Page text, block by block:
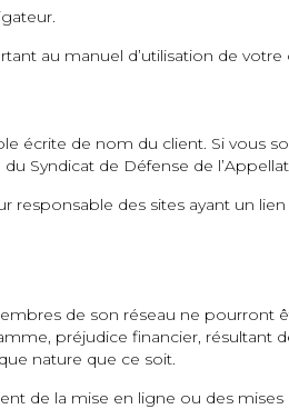
au manuel d’utilisation de votre
écrite de nom du client. Si vous
Syndicat de Défense de
des sites ayant un
de son réseau ne pourront
préjudice financier, résultant
nature que ce soit.
de la mise en ligne ou des